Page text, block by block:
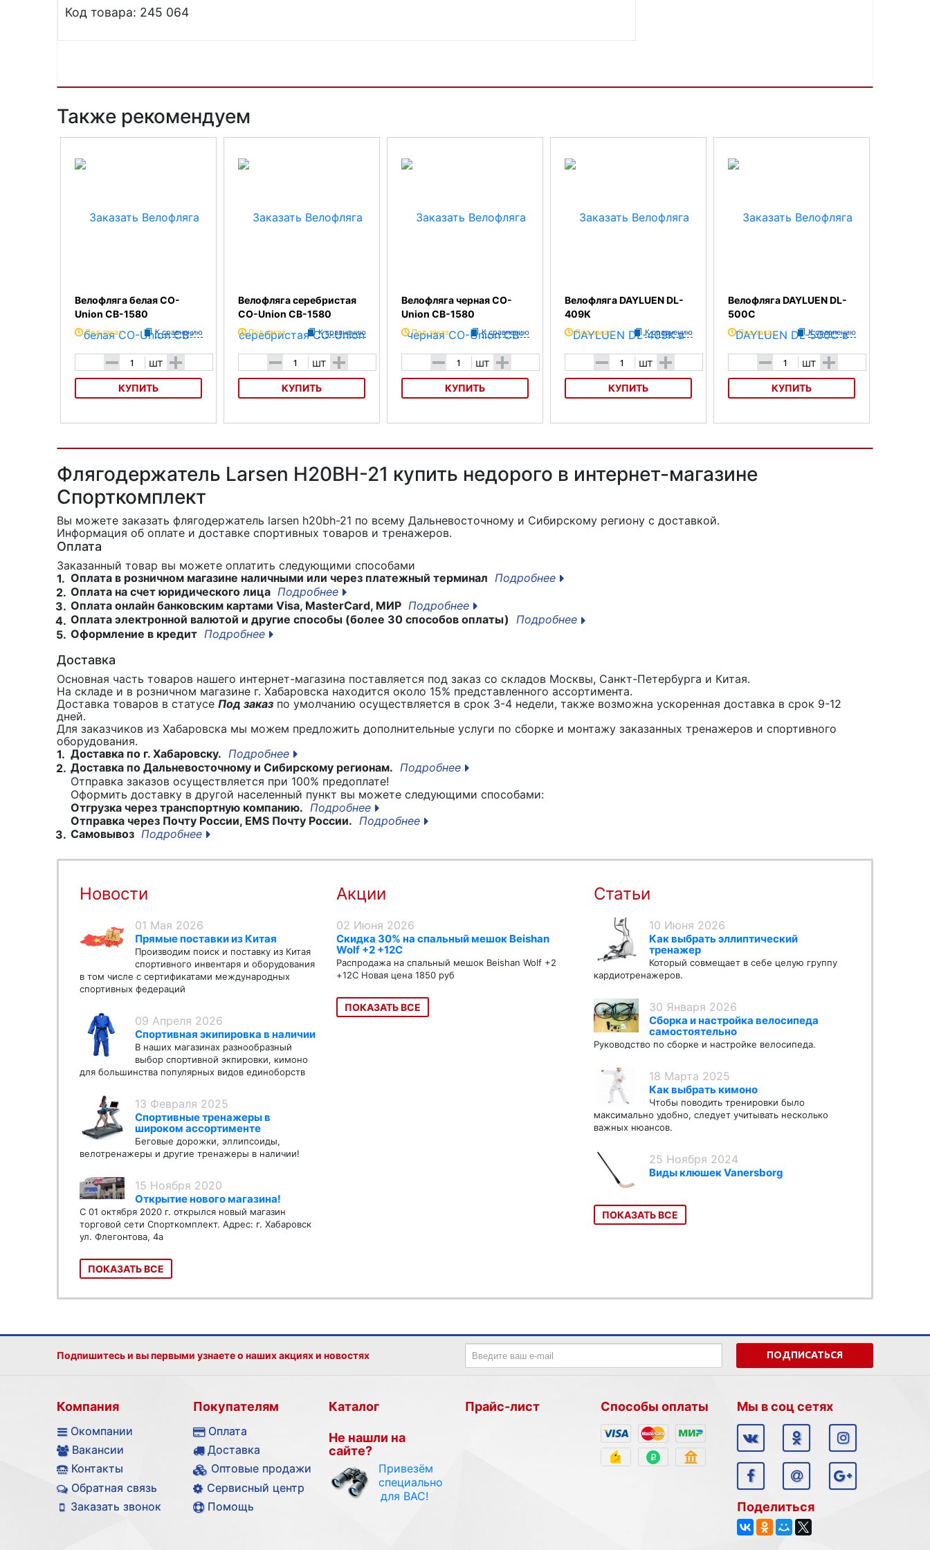
Код товара: 245 064
Также рекомендуем
Велофляга белая CO-
Union CB-1580
Под заказ К сравнению
- шт +
КУПИТЬ
Велофляга серебристая
CO-Union CB-1580
Под заказ К сравнению
- шт +
КУПИТЬ
Велофляга черная CO-
Union CB-1580
Под заказ К сравнению
- шт +
КУПИТЬ
Велофляга DAYLUEN DL-
409K
Под заказ К сравнению
- шт +
КУПИТЬ
Велофляга DAYLUEN DL-
500C
Под заказ К сравнению
- шт +
КУПИТЬ
Флягодержатель Larsen H20BH-21 купить недорого в интернет-магазине
Спорткомплект
Вы можете заказать флягодержатель larsen h20bh-21 по всему Дальневосточному и Сибирскому региону с доставкой.
Информация об оплате и доставке спортивных товаров и тренажеров.
Оплата
Заказанный товар вы можете оплатить следующими способами
1. Оплата в розничном магазине наличными или через платежный терминал Подробнее
2. Оплата на счет юридического лица Подробнее
3. Оплата онлайн банковским картами Visa, MasterCard, МИР Подробнее
4. Оплата электронной валютой и другие способы (более 30 способов оплаты) Подробнее
5. Оформление в кредит Подробнее
Доставка
Основная часть товаров нашего интернет-магазина поставляется под заказ со складов Москвы, Санкт-Петербурга и Китая.
На складе и в розничном магазине г. Хабаровска находится около 15% представленного ассортимента.
Доставка товаров в статусе Под заказ по умолчанию осуществляется в срок 3-4 недели, также возможна ускоренная доставка в срок 9-12
дней.
Для заказчиков из Хабаровска мы можем предложить дополнительные услуги по сборке и монтажу заказанных тренажеров и спортивного
оборудования.
1. Доставка по г. Хабаровску. Подробнее
2. Доставка по Дальневосточному и Сибирскому регионам. Подробнее
Отправка заказов осуществляется при 100% предоплате!
Оформить доставку в другой населенный пункт вы можете следующими способами:
Отгрузка через транспортную компанию. Подробнее
Отправка через Почту России, EMS Почту России. Подробнее
3. Самовывоз Подробнее
Новости
01 Мая 2026
Прямые поставки из Китая
Производим поиск и поставку из Китая
спортивного инвентаря и оборудования
в том числе с сертификатами международных
спортивных федераций
09 Апреля 2026
Спортивная экипировка в наличии
В наших магазинах разнообразный
выбор спортивной экпировки, кимоно
для большинства популярных видов единоборств
13 Февраля 2025
Спортивные тренажеры в
широком ассортименте
Беговые дорожки, эллипсоиды,
велотренажеры и другие тренажеры в наличии!
15 Ноября 2020
Открытие нового магазина!
С 01 октября 2020 г. открылся новый магазин
торговой сети Спорткомплект. Адрес: г. Хабаровск
ул. Флегонтова, 4а
ПОКАЗАТЬ ВСЕ
Акции
02 Июня 2026
Скидка 30% на спальный мешок Beishan
Wolf +2 +12C
Распродажа на спальный мешок Beishan Wolf +2
+12C Новая цена 1850 руб
ПОКАЗАТЬ ВСЕ
Статьи
10 Июня 2026
Как выбрать эллиптический
тренажер
Который совмещает в себе целую группу
кардиотренажеров.
30 Января 2026
Сборка и настройка велосипеда
самостоятельно
Руководство по сборке и настройке велосипеда.
18 Марта 2025
Как выбрать кимоно
Чтобы поводить тренировки было
максимально удобно, следует учитывать несколько
важных нюансов.
25 Ноября 2024
Виды клюшек Vanersborg
ПОКАЗАТЬ ВСЕ
Подпишитесь и вы первыми узнаете о наших акциях и новостях ПОДПИСАТЬСЯ
Компания
Окомпании
Вакансии
Контакты
Обратная связь
Заказать звонок
Покупателям
Оплата
Доставка
Оптовые продажи
Сервисный центр
Помощь
Каталог
Не нашли на
сайте?
Привезём
специально
для ВАС!
Прайс-лист Способы оплаты Мы в соц сетях
Поделиться